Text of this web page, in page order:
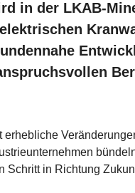
in der LKAB-
in Richtung